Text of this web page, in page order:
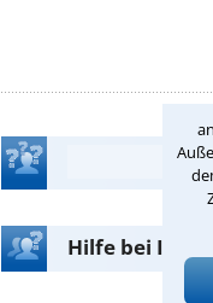
Hilfe bei Ihrer